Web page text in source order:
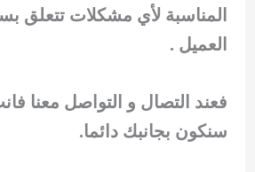
المناسبة لأي مشكلات تتعلق
العميل .
فعند التصال و التواصل معنا
سنكون بجانبك دائما.